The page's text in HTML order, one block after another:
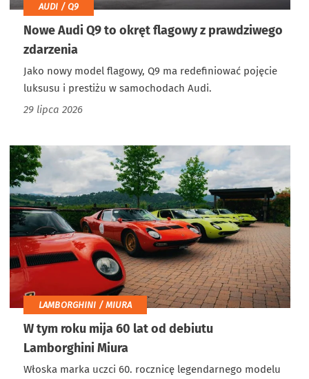
AUDI / Q9
Nowe Audi Q9 to okręt flagowy z prawdziwego
zdarzenia
Jako nowy model flagowy, Q9 ma redefiniować pojęcie
luksusu i prestiżu w samochodach Audi.
29 lipca 2026
LAMBORGHINI / MIURA
W tym roku mija 60 lat od debiutu
Lamborghini Miura
Włoska marka uczci 60. rocznicę legendarnego modelu